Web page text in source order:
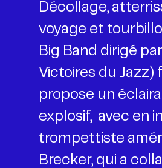
Décollage,
voyage et
Big Band dirigé
Victoires du Jazz)
propose un
explosif, avec en
trompettiste
Brecker, qui a